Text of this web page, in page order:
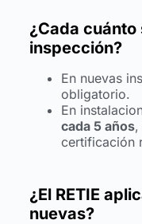
¿Cada
inspección?
En nuevas
obligatorio.
En
cada 5 años,
certificación
¿El RETIE
nuevas?